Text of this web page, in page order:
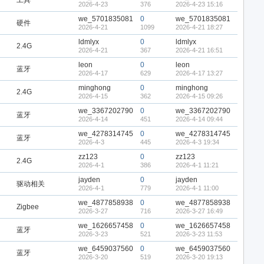
2026-4-23 376 2026-4-23 15:16
硬件 we_5701835081
2026-4-21
0
1099
we_5701835081
2026-4-21 18:27
2.4G ldmlyx
2026-4-21
0
367
ldmlyx
2026-4-21 16:51
蓝牙 leon
2026-4-17
0
629
leon
2026-4-17 13:27
2.4G minghong
2026-4-15
0
362
minghong
2026-4-15 09:26
蓝牙 we_3367202790
2026-4-14
0
451
we_3367202790
2026-4-14 09:44
蓝牙 we_4278314745
2026-4-3
0
445
we_4278314745
2026-4-3 19:34
2.4G zz123
2026-4-1
0
386
zz123
2026-4-1 11:21
驱动相关 jayden
2026-4-1
0
779
jayden
2026-4-1 11:00
Zigbee we_4877858938
2026-3-27
0
716
we_4877858938
2026-3-27 16:49
蓝牙 we_1626657458
2026-3-23
0
521
we_1626657458
2026-3-23 11:53
蓝牙 we_6459037560
2026-3-20
0
519
we_6459037560
2026-3-20 19:13